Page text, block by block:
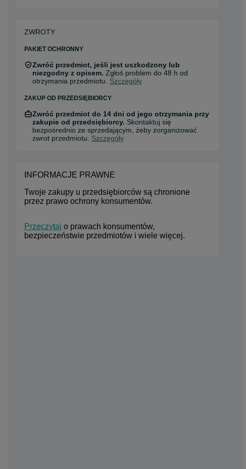
ZWROTY
PAKIET OCHRONNY
Zwróć przedmiot, jeśli jest uszkodzony lub
niezgodny z opisem. Zgłoś problem do 48 h od
otrzymania przedmiotu. Szczegóły
ZAKUP OD PRZEDSIĘBIORCY
Zwróć przedmiot do 14 dni od jego otrzymania przy
zakupie od przedsiębiorcy. Skontaktuj się
bezpośrednio ze sprzedającym, żeby zorganizować
zwrot przedmiotu. Szczegóły
INFORMACJE PRAWNE
Twoje zakupy u przedsiębiorców są chronione
przez prawo ochrony konsumentów.
Przeczytaj o prawach konsumentów,
bezpieczeństwie przedmiotów i wiele więcej.